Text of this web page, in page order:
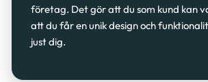
företag. Det gör att du som kund kan
att du får en unik design och
just dig.